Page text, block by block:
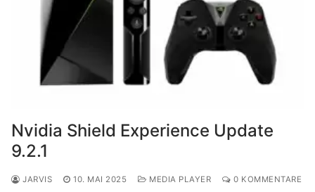
Nvidia Shield Experience Update
9.2.1
JARVIS 10. MAI 2025 MEDIA PLAYER 0 KOMMENTARE